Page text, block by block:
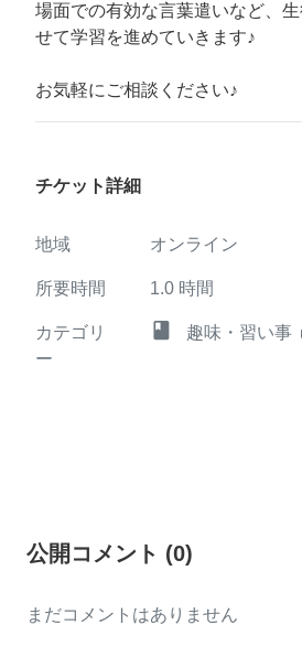
場面での有効な言葉遣いなど、
せて学習を進めていきます♪
お気軽にご相談ください♪
チケット詳細
地域 オンライン
所要時間 1.0 時間
カテゴリ
ー
class 趣味・習い事
公開コメント (0)
まだコメントはありません